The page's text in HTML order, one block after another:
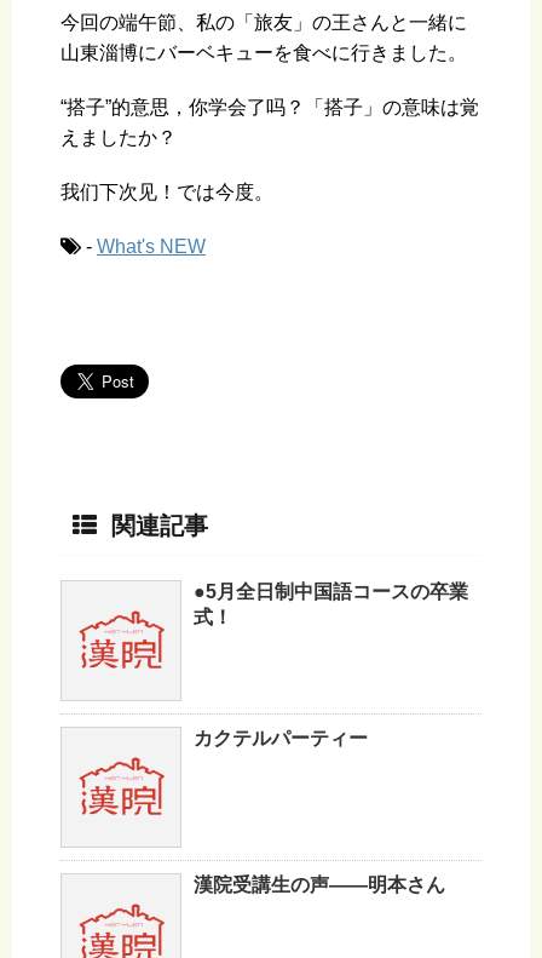
今回の端午節、私の「旅友」の王さんと一緒に
山東淄博にバーベキューを食べに行きました。
“搭子”的意思，你学会了吗？「搭子」の意味は覚
えましたか？
我们下次见！では今度。
- What's NEW
関連記事
●5月全日制中国語コースの卒業
式！
カクテルパーティー
漢院受講生の声——明本さん